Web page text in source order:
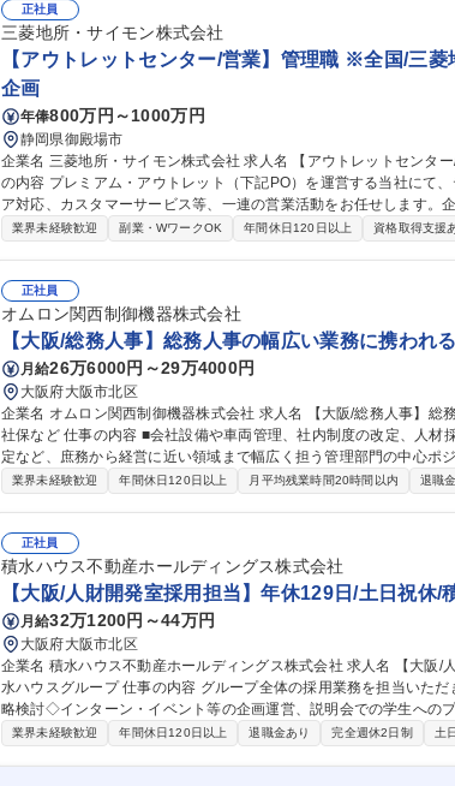
どにも携わっていただき、将来的に部の中核人材としての活躍を期待しています。 募集職種
新卒・中途採用の担当/住友商事グループ
正社員
三菱地所・サイモン株式会社
【アウトレットセンター/営業】管理職 ※全国/三
企画
年俸800万円～1000万円
静岡県御殿場市
企業名 三菱地所・サイモン株式会社 求人名 【アウトレットセンター/営業】管理職 ※全国/三菱地所グループ 仕事
の内容 プレミアム・アウトレット（下記PO）を運営する当社にて
ア対応、カスタマーサービス等、一連の営業活動をお任せします。
【詳細】1.テナント情報の収集、販促企画立案実施 2.近隣への団体
新 8.クーポン券やその他のデータ整理 9.メディアからの取材依頼
業界未経験歓迎 副業・WワークOK 年間休日120日以上 資格取得支援
正社員
オムロン関西制御機器株式会社
【大阪/総務人事】総務人事の幅広い業務に携われ
月給26万6000円～29万4000円
大阪府大阪市北区
企業名 オムロン関西制御機器株式会社 求人名 【大阪/総務人事】総務人事の幅広い業務に携われる！/採用/給与・
社保など 仕事の内容 ■会社設備や車両管理、社内制度の改定、人材採用／研修、監査対応、与信管理、予算案策
定など、庶務から経営に近い領域まで幅広く担う管理部門の中心ポジションです。 【入社後
業務】■採用業務（新卒・中途）■車両・ファシリティ管理■社内制
01）■社員研修対応／人事制度の改定、立案／人事異動、組織変更
策定 募集職種 【大阪/総務人事】総務人事の幅広い業務に携われる
業界未経験歓迎 年間休日120日以上 月平均残業時間20時間以内 退職
正社員
積水ハウス不動産ホールディングス株式会社
【大阪/人財開発室採用担当】年休129日/土日祝休/
月給32万1200円～44万円
大阪府大阪市北区
企業名 積水ハウス不動産ホールディングス株式会社 求人名 【大阪/人財開発室採用担当】年休129日/土日祝休/積
水ハウスグループ 仕事の内容 グループ全体の採用業務を担当いただきます。 【詳細】■新卒採用：◇求人広告戦
略検討◇インターン・イベント等の企画運営、説明会での学生への
接、クロージング面談 ■中途採用：◇エージェント対応、媒体選定、その他採用手法の立案、運営◇母集団形成～
業界未経験歓迎 年間休日120日以上 退職金あり 完全週休2日制 土